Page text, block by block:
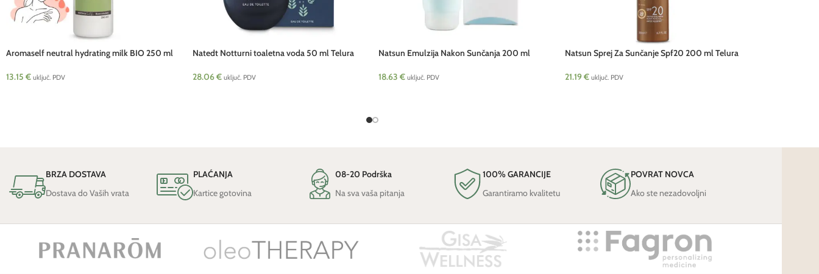
Aromaself neutral hydrating milk BIO 250 ml
13.15 € uključ. PDV
Natedt Notturni toaletna voda 50 ml Telura
28.06€ uključ. PDV
Natsun Emulzija Nakon Sunčanja 200 ml
18.63 € uključ. PDV
Natsun Sprej Za Sunčanje Spf20 200 ml Telura
21.19€ uključ. PDV
BRZA DOSTAVA
Dostava do Vaših vrata
PLAĆANJA
Kartice gotovina
08-20 Podrška
Na sva vaša pitanja
100% GARANCIJE
Garantiramo kvalitetu
POVRAT NOVCA
Ako ste nezadovoljni